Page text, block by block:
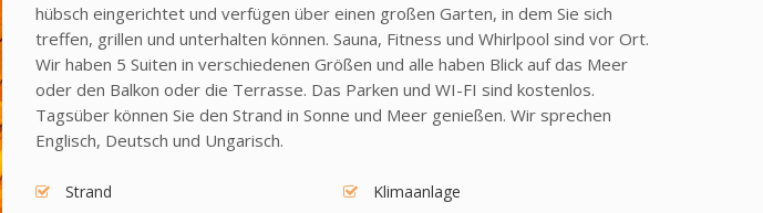
hübsch eingerichtet und verfügen über einen großen Garten, in dem Sie sich
treffen, grillen und unterhalten können. Sauna, Fitness und Whirlpool sind vor Ort.
Wir haben 5 Suiten in verschiedenen Größen und alle haben Blick auf das Meer
oder den Balkon oder die Terrasse. Das Parken und WI-FI sind kostenlos.
Tagsüber können Sie den Strand in Sonne und Meer genießen. Wir sprechen
Englisch, Deutsch und Ungarisch.
Strand
Klimaanlage